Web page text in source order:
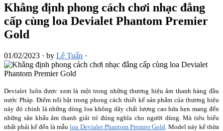
Khẳng định phong cách chơi nhạc đẳng
cấp cùng loa Devialet Phantom Premier
Gold
01/02/2023 · by Lê Tuấn ·
Devialet luôn được xem là một trong những thương hiệu âm thanh hàng đầu
nước Pháp. Điểm nổi bật trong phong cách thiết kế sản phẩm của thương hiệu
này đó chính là những dòng loa không dây chất lượng cao hứa hẹn mang đến
những sân khấu âm thanh giải trí đúng nghĩa cho người dùng. Mà tiêu biểu
nhất phải kể đến là mẫuloa Devialet Phantom Premier Gold . Model này kế thừa